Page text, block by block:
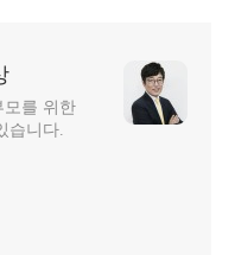
모를 위한
습니다.